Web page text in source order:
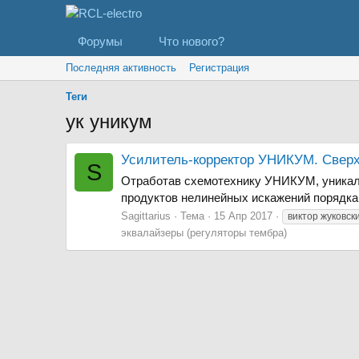
Форумы Что нового?
Последняя активность Регистрация
Теги
ук уникум
S Усилитель-корректор УНИКУМ.
Отработав схемотехнику УНИКУМ,
продуктов нелинейных искажений
Sagittarius Тема 15 Апр 2017 виктор
эквалайзеры (регуляторы тембра)